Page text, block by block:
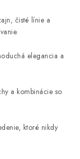
čisté línie a
elegancia a
a kombinácie so
ktoré nikdy